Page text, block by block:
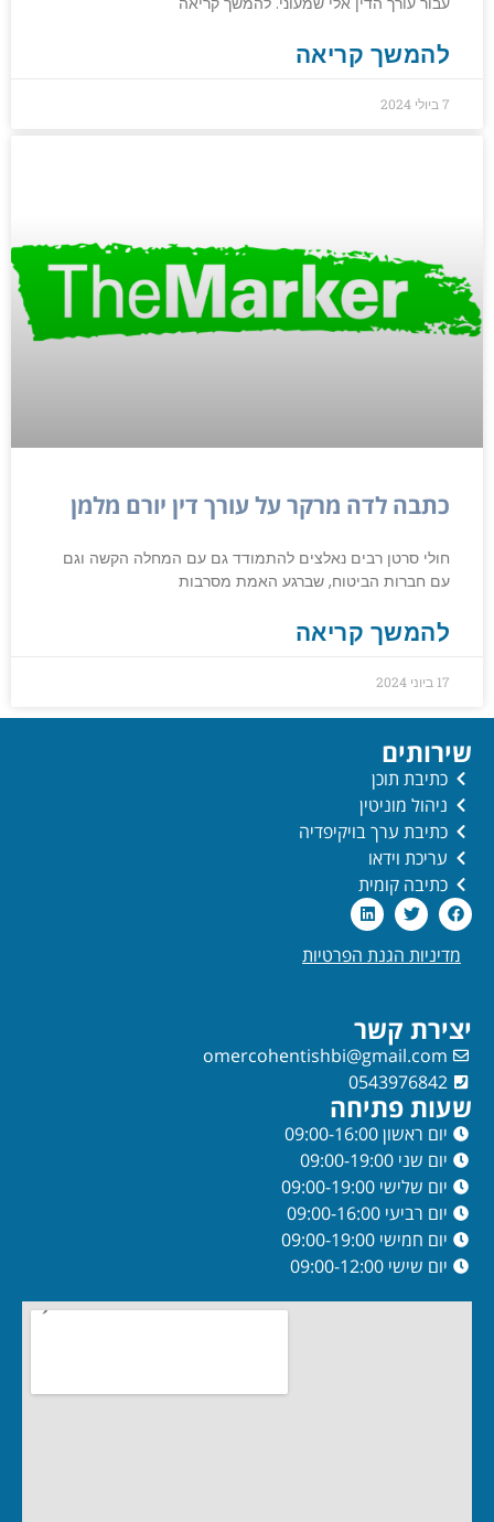
להמשך קריאה
7 ביולי 2024
כתבה לדה מרקר על עורך דין יורם מלמן
חולי סרטן רבים נאלצים להתמודד גם עם המחלה הקשה וגם
עם חברות הביטוח, שברגע האמת מסרבות
להמשך קריאה
17 ביוני 2024
שירותים
כתיבת תוכן
ניהול מוניטין
כתיבת ערך בויקיפדיה
עריכת וידאו
כתיבה קומית
מדיניות הגנת הפרטיות
יצירת קשר
omercohentishbi@gmail.com
0543976842
שעות פתיחה
יום ראשון 09:00-16:00
יום שני 09:00-19:00
יום שלישי 09:00-19:00
יום רביעי 09:00-16:00
יום חמישי 09:00-19:00
יום שישי 09:00-12:00